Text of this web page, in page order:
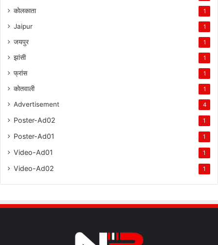
कोलकाता 1
Jaipur 1
जयपुर 1
झांसी 1
फ्रांस 1
कोतवाली 1
Advertisement 4
Poster-Ad02 1
Poster-Ad01 1
Video-Ad01 1
Video-Ad02 1